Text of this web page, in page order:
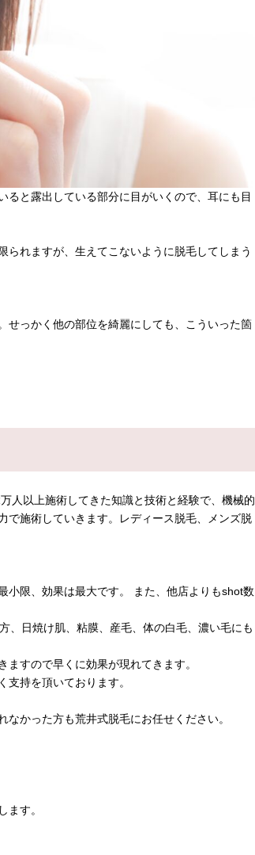
と露出している部分に目がいくので、耳にも目
れますが、生えてこないように脱毛してしまう
せっかく他の部位を綺麗にしても、こういった箇
人以上施術してきた知識と技術と経験で、機械的
で施術していきます。レディース脱毛、メンズ脱
小限、効果は最大です。 また、他店よりもshot数
、日焼け肌、粘膜、産毛、体の白毛、濃い毛にも
すので早くに効果が現れてきます。
持を頂いております。
かった方も荒井式脱毛にお任せください。
ます。